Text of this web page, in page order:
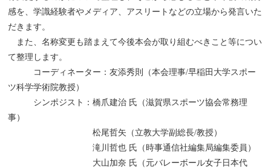
感を、学識経験者やメディア、アスリートなどの立場から発言いた
だきます。
また、名称変更も踏まえて今後本会が取り組むべきこと等につい
て整理します。
コーディネーター：友添秀則（本会理事/早稲田大学スポー
ツ科学学術院教授）
シンポジスト：橋爪建治 氏（滋賀県スポーツ協会常務理
事）
松尾哲矢（立教大学副総長/教授）
滝川哲也 氏（時事通信社編集局編集委員）
大山加奈 氏（元バレーボール女子日本代